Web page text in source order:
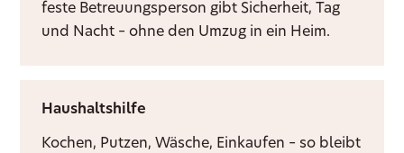
feste Betreuungsperson gibt Sicherheit, Tag
und Nacht – ohne den Umzug in ein Heim.
Haushaltshilfe
Kochen, Putzen, Wäsche, Einkaufen – so bleibt